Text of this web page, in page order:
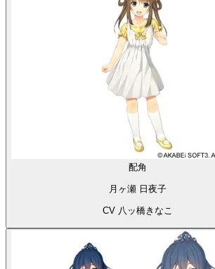
配角
月ヶ瀬 日夜子
CV 八ッ橋きなこ